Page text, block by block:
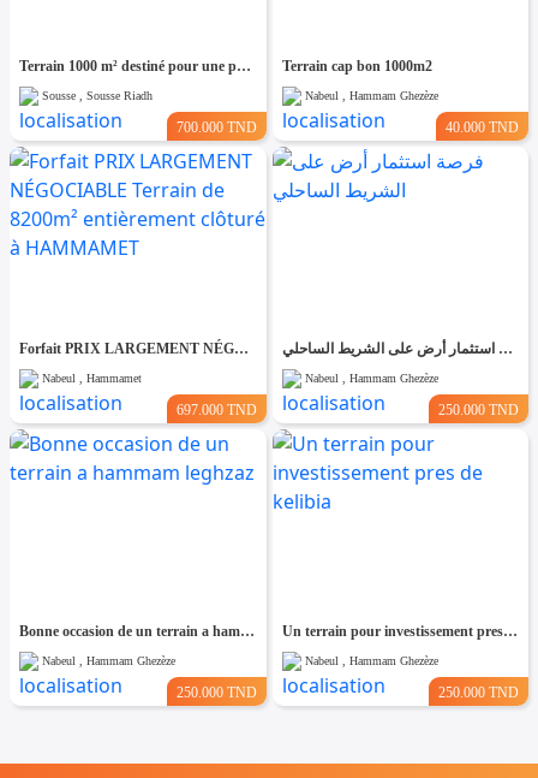
Terrain 1000 m² destiné pour une promotion immobilière à Cité riadh
Sousse , Sousse Riadh
700.000 TND
Terrain cap bon 1000m2
Nabeul , Hammam Ghezèze
40.000 TND
Forfait PRIX LARGEMENT NÉGOCIABLE Terrain de 8200m² entièrement clôturé à HAMMAMET
Nabeul , Hammamet
697.000 TND
فرصة استثمار أرض على الشريط الساحلي
Nabeul , Hammam Ghezèze
250.000 TND
Bonne occasion de un terrain a hammam leghzaz
Nabeul , Hammam Ghezèze
250.000 TND
Un terrain pour investissement pres de kelibia
Nabeul , Hammam Ghezèze
250.000 TND